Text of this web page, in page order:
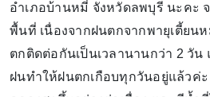
อำเภอบ้านหมี่ จังหวัดลพบุรี นะคะ
พื้นที่ เนื่องจากฝนตกจากพายุเตี้ยน
ตกติดต่อกันเป็นเวลานานกว่า 2 วั
ฝนทำให้ฝนตกเกือบทุกวันอยู่แล้วค่